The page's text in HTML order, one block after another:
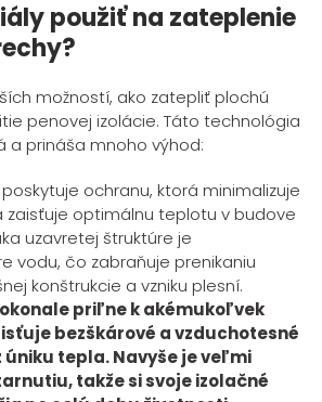
použiť na zateplenie
možností, ako zatepliť plochú
penovej izolácie. Táto technológia
a prináša mnoho výhod:
ochranu, ktorá minimalizuje
optimálnu teplotu v budove
uzavretej štruktúre je
vodu, čo zabraňuje prenikaniu
konštrukcie a vzniku plesní.
priľne k akémukoľvek
bezškárové a vzduchotesné
úniku tepla. Navyše je veľmi
takže si svoje izolačné